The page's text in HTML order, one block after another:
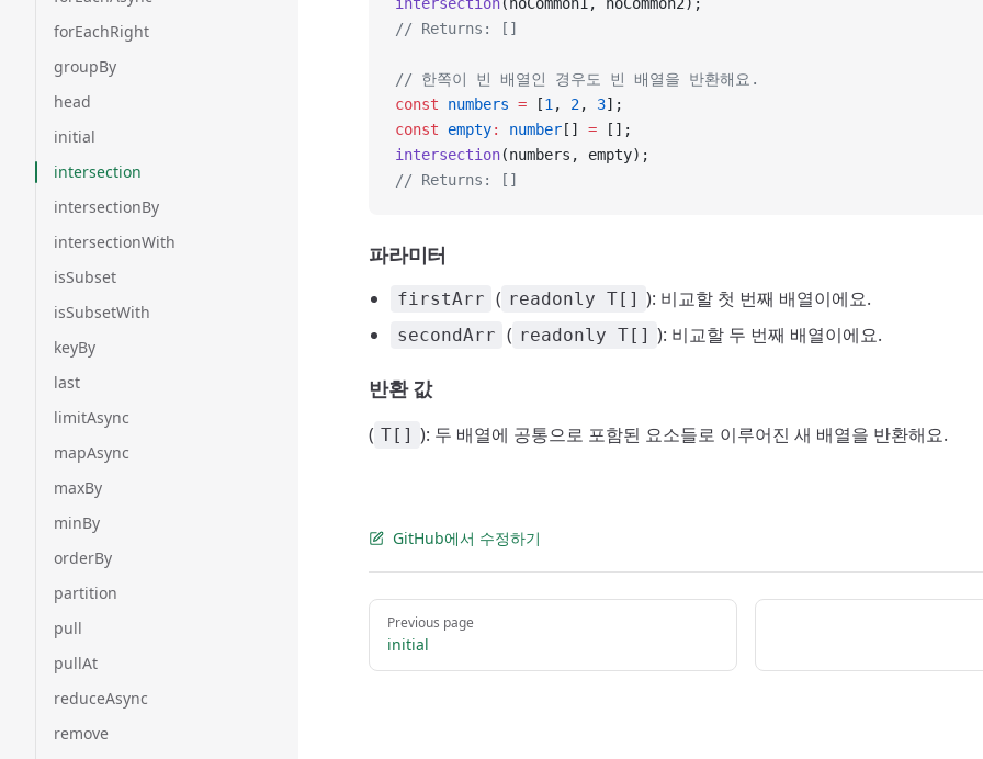
forEachRight
groupBy
head
initial
intersection
intersectionBy
intersectionWith
isSubset
isSubsetWith
keyBy
last
limitAsync
mapAsync
maxBy
minBy
orderBy
partition
pull
pullAt
reduceAsync
remove
// Returns: []
// 한쪽이 빈 배열인 경우도 빈 배열을 반환해요.
const numbers = [1 , 2, 3];
const empty: number [] = [];
intersection(numbers, empty);
// Returns: []
파라미터
firstArr ( readonly T[] ): 비교할 첫 번째 배열이에요.
secondArr ( readonly T[] ): 비교할 두 번째 배열이에요.
반환 값
( T[] ): 두 배열에 공통으로 포함된 요소들로 이루어진 새 배열을 반환해요.
GitHub에서 수정하기
Pager
Previous page
initial